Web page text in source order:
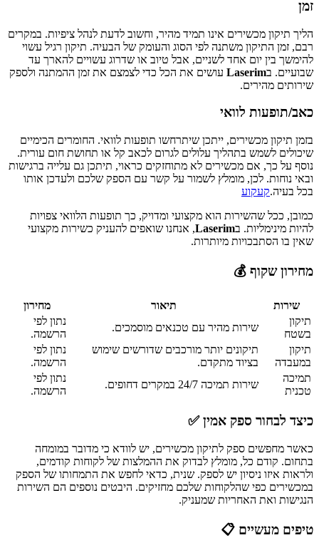
זמן
הליך תיקון מכשירים אינו תמיד מהיר, וחשוב לדעת לנהל ציפיות. במקרים
רבם, זמן התיקון משתנה לפי הסוג והעומק של הבעיה. תיקון רגיל עשוי
להימשך בין יום אחד לשניים, אבל טיוב או שדרוג עשויים להארך עד
שבועיים. בLaserim עושים את הכל כדי לצמצם את זמן ההמתנה ולספק
שירותים מהירים.
כאב/תופעות לוואי
בזמן תיקון מכשירים, ייתכן שיתרחשו תופעות לוואי. החומרים הכימיים
שיכולים לשמש בתהליך עלולים לגרום לכאב קל או תחושת חום עורית.
נוסף על כך, אם מכשירים לא מתוחזקים כראוי, תיתכן גם עלייה ברגישות
ובאי נוחות. לכן, מומלץ לשמור על קשר עם הספק שלכם ולעדכן אותו
בכל בעיה.קעקוע
כמובן, ככל שהשירות הוא מקצועי ומדויק, כך תופעות הלוואי צפויות
להיות מינימליות. בLaserim, אנחנו שואפים להעניק כשירות מקצועי
שאין בו הסתבכויות מיותרות.
מחירון שקוף 💰
שירות תיאור
מחירון
תיקון
בשטח
שירות מהיר עם טכנאים מוסמכים.
נתון לפי
הרשמה.
תיקון
במעבדה
תיקונים יותר מורכבים שדורשים שימוש
בציוד מתקדם.
נתון לפי
הרשמה.
תמיכה
טכנית
שירות תמיכה 24/7 במקרים דחופים.
נתון לפי
הרשמה.
כיצד לבחור ספק אמין ✅
כאשר מחפשים ספק לתיקון מכשירים, יש לוודא כי מדובר במומחה
בתחום. קודם כל, מומלץ לבדוק את ההמלצות של לקוחות קודמים,
ולראות איזו ניסיון יש לספק. שנית, כדאי לחפש את התמחותו של הספק
במכשירים כפי שהלקוחות שלכם מחזיקים. היבטים נוספים הם השירות
הנגישות ואת האחריות שמעניק.
טיפים מעשיים 📋